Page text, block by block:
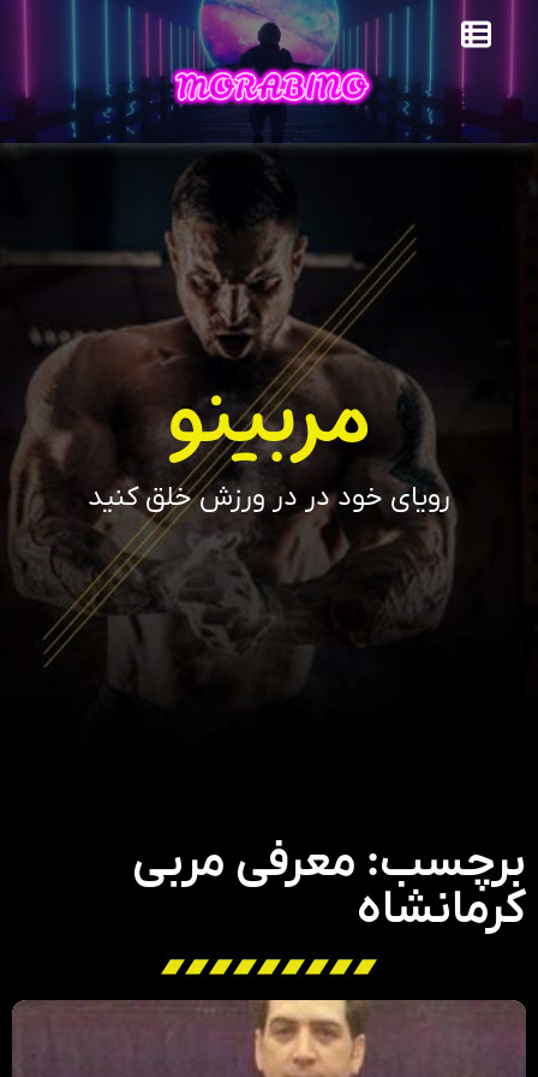
مربینو
رویای خود در در ورزش خلق کنید
برچسب: معرفی مربی
کرمانشاه